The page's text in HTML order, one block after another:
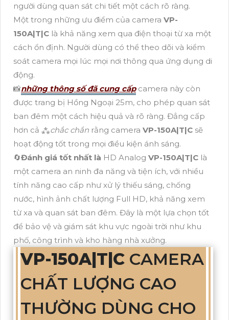
người dùng quan sát chi tiết một cách rõ ràng.
Một trong những ưu điểm của camera VP-
150A|T|C là khả năng xem qua điện thoại từ xa một
cách ổn định. Người dùng có thể theo dõi và kiểm
soát camera mọi lúc mọi nơi thông qua ứng dụng di
động.
📸những thông số đã cung cấpcamera này còn
được trang bị Hồng Ngoại 25m, cho phép quan sát
ban đêm một cách hiệu quả và rõ ràng. Đẳng cấp
hơn cả ⁂chắc chắn rằng camera VP-150A|T|C sẽ
hoạt động tốt trong mọi điều kiện ánh sáng.
🔄Đánh giá tốt nhất là HD Analog VP-150A|T|C là
một camera an ninh đa năng và tiện ích, với nhiều
tính năng cao cấp như xử lý thiếu sáng, chống
nước, hình ảnh chất lượng Full HD, khả năng xem
từ xa và quan sát ban đêm. Đây là một lựa chọn tốt
để bảo vệ và giám sát khu vực ngoài trời như khu
phố, công trình và kho hàng nhà xưởng.
VP-150A|T|C CAMERA
CHẤT LƯỢNG CAO
THƯỜNG DÙNG CHO